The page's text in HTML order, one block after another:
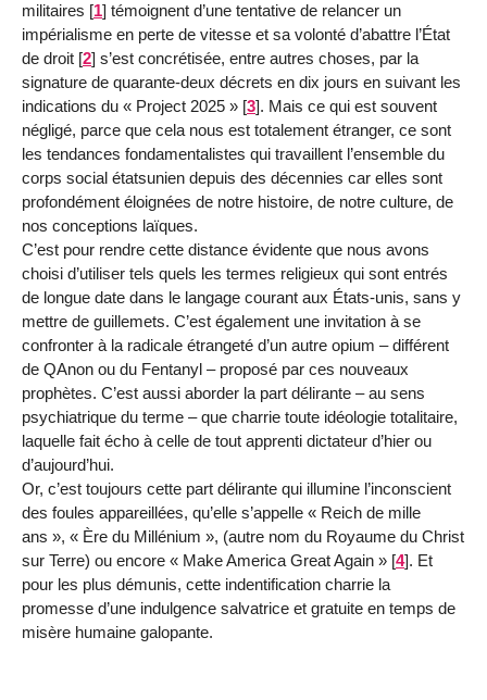
militaires [1] témoignent d’une tentative de relancer un
impérialisme en perte de vitesse et sa volonté d’abattre l’État
de droit [2] s’est concrétisée, entre autres choses, par la
signature de quarante-deux décrets en dix jours en suivant les
indications du « Project 2025 » [3]. Mais ce qui est souvent
négligé, parce que cela nous est totalement étranger, ce sont
les tendances fondamentalistes qui travaillent l’ensemble du
corps social étatsunien depuis des décennies car elles sont
profondément éloignées de notre histoire, de notre culture, de
nos conceptions laïques.
C’est pour rendre cette distance évidente que nous avons
choisi d’utiliser tels quels les termes religieux qui sont entrés
de longue date dans le langage courant aux États-unis, sans y
mettre de guillemets. C’est également une invitation à se
confronter à la radicale étrangeté d’un autre opium – différent
de QAnon ou du Fentanyl – proposé par ces nouveaux
prophètes. C’est aussi aborder la part délirante – au sens
psychiatrique du terme – que charrie toute idéologie totalitaire,
laquelle fait écho à celle de tout apprenti dictateur d’hier ou
d’aujourd’hui.
Or, c’est toujours cette part délirante qui illumine l’inconscient
des foules appareillées, qu’elle s’appelle « Reich de mille
ans », « Ère du Millénium », (autre nom du Royaume du Christ
sur Terre) ou encore « Make America Great Again » [4]. Et
pour les plus démunis, cette indentification charrie la
promesse d’une indulgence salvatrice et gratuite en temps de
misère humaine galopante.